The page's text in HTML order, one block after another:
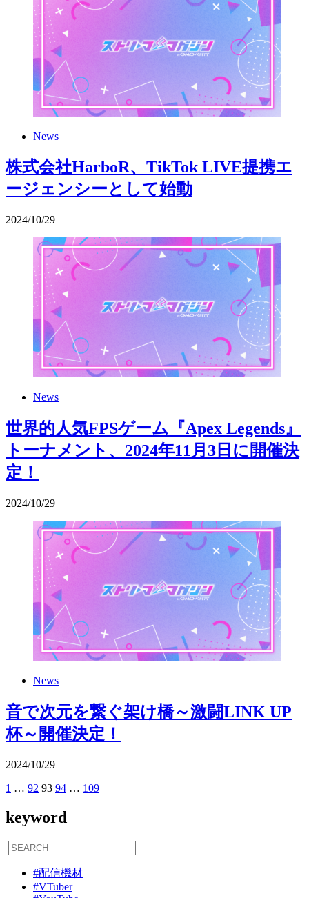
News
株式会社HarboR、TikTok LIVE提携エ
ージェンシーとして始動
2024/10/29
News
世界的人気FPSゲーム『Apex Legends』
トーナメント、2024年11月3日に開催決
定！
2024/10/29
News
音で次元を繋ぐ架け橋～激闘LINK UP
杯～開催決定！
2024/10/29
投
稿
の
ペ
前
1 … 92 93 94 … 109次
keyword
#配信機材
#VTuber